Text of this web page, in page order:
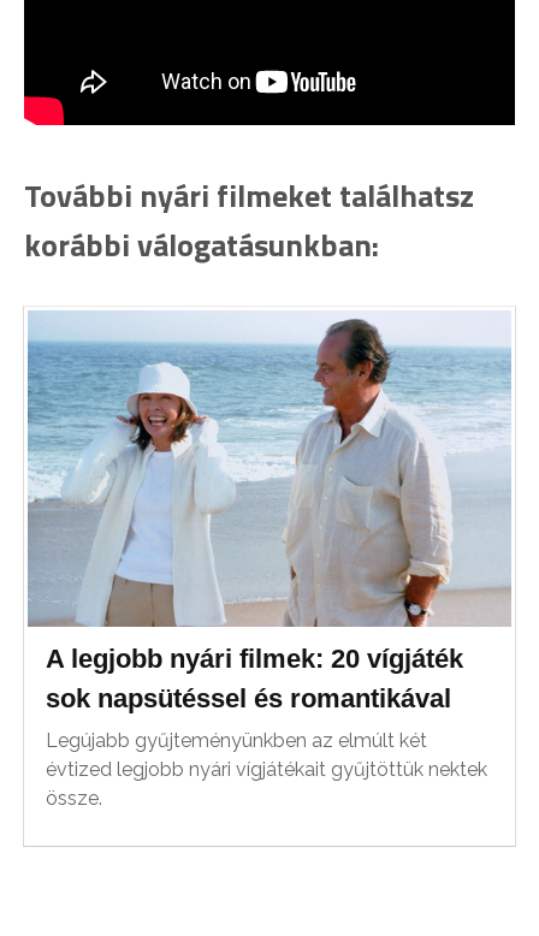
További nyári filmeket találhatsz
korábbi válogatásunkban:
A legjobb nyári filmek: 20 vígjáték
sok napsütéssel és romantikával
Legújabb gyűjteményünkben az elmúlt két
évtized legjobb nyári vígjátékait gyűjtöttük nektek
össze.